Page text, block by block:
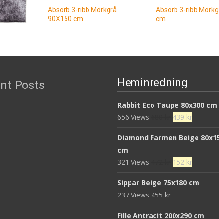
Absorb 3-ribb Mörkgrå
90X150 cm
Absorb 3-ribb
cm
Posts Heminredning
Rabbit Eco Taupe 80x300 cm
656 Views
Det
priset
680 kr.
439 krDet
priset
439 kr.
Diamond Farmen Beige
cm
321 Views
Det
priset
152 krDet
priset
Sippar Beige 75x180 cm
237 Views 455 kr
Fille Antracit 200x290 cm